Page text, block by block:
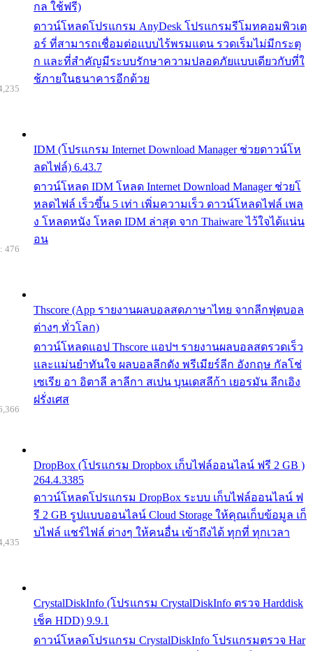
กล ใช้ฟรี)
ดาวน์โหลดโปรแกรม AnyDesk โปรแกรมรีโมทคอมพิวเต
อร์ ที่สามารถเชื่อมต่อแบบไร้พรมแดน รวดเร็มไม่มีกระตุ
ก และที่สำคัญมีระบบรักษาความปลอดภัยแบบเดียวกับที่ใ
ช้ภายในธนาคารอีกด้วย
IDM (โปรแกรม Internet Download Manager ช่วยดาวน์โห
ลดไฟล์) 6.43.7
ดาวน์โหลด IDM โหลด Internet Download Manager ช่วยโ
หลดไฟล์ เร็วขึ้น 5 เท่า เพิ่มความเร็ว ดาวน์โหลดไฟล์ เพล
ง โหลดหนัง โหลด IDM ล่าสุด จาก Thaiware ไว้ใจได้แน่น
อน
Thscore (App รายงานผลบอลสดภาษาไทย จากลีกฟุตบอล
ต่างๆ ทั่วโลก)
ดาวน์โหลดแอป Thscore แอปฯ รายงานผลบอลสดรวดเร็ว
และแม่นยำทันใจ ผลบอลลีกดัง พรีเมียร์ลีก อังกฤษ กัลโช่
เซเรีย อา อิตาลี ลาลีกา สเปน บุนเดสลีก้า เยอรมัน ลีกเอิง
ฝรั่งเศส
476
DropBox (โปรแกรม Dropbox เก็บไฟล์ออนไลน์ ฟรี 2 GB )
264.4.3385
ดาวน์โหลดโปรแกรม DropBox ระบบ เก็บไฟล์ออนไลน์ ฟ
รี 2 GB รูปแบบออนไลน์ Cloud Storage ให้คุณเก็บข้อมูล เก็
บไฟล์ แชร์ไฟล์ ต่างๆ ให้คนอื่น เข้าถึงได้ ทุกที่ ทุกเวลา
CrystalDiskInfo (โปรแกรม CrystalDiskInfo ตรวจ Harddisk
เช็ค HDD) 9.9.1
ดาวน์โหลดโปรแกรม CrystalDiskInfo โปรแกรมตรวจ Har